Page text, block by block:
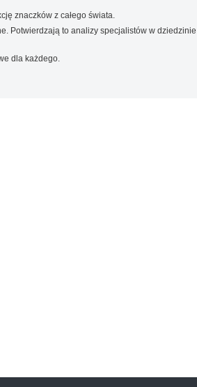
znaczków z całego świata.
Potwierdzają to analizy specjalistów w dziedzinie
dla każdego.